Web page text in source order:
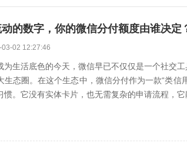
的数字，你的微信分付额度由谁决定
02 12:27:46
为生活底色的今天，微信早已不仅仅是一个社交
生态圈。在这个生态中，微信分付作为一款“类信
惯。它没有实体卡片，也无需复杂的申请流程，它